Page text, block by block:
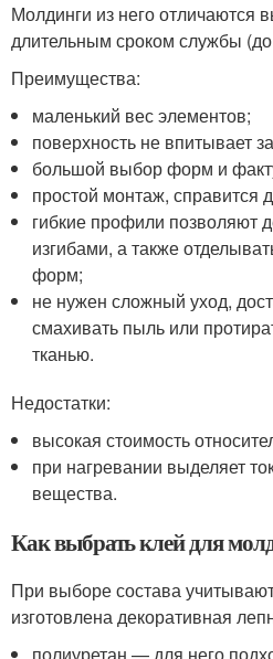
Молдинги из него отличаются
длительным сроком службы
Преимущества:
маленький вес элементов;
поверхность не впитывает
большой выбор форм и
простой монтаж, справится
гибкие профили позволяют
изгибами, а также
форм;
не нужен сложный уход,
смахивать пыль или
тканью.
Недостатки:
высокая стоимость
при нагревании выделяет
вещества.
Как выбрать клей для
При выборе состава
изготовлена декоративная